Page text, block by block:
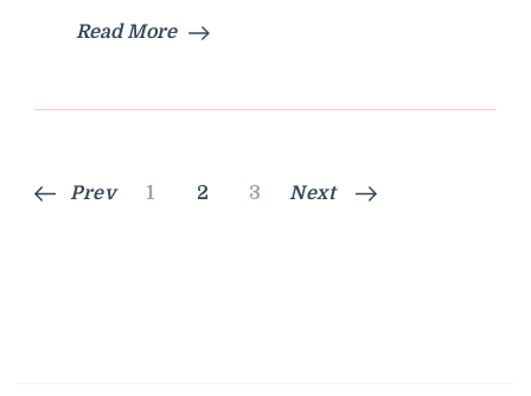
Read More
文Prev Page
1 Page
2 Page
3 Next